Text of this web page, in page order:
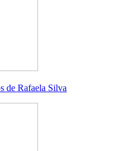
de Rafaela Silva